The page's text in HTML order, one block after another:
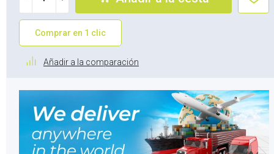
Comprar en 1 clic
Añadir a la comparación